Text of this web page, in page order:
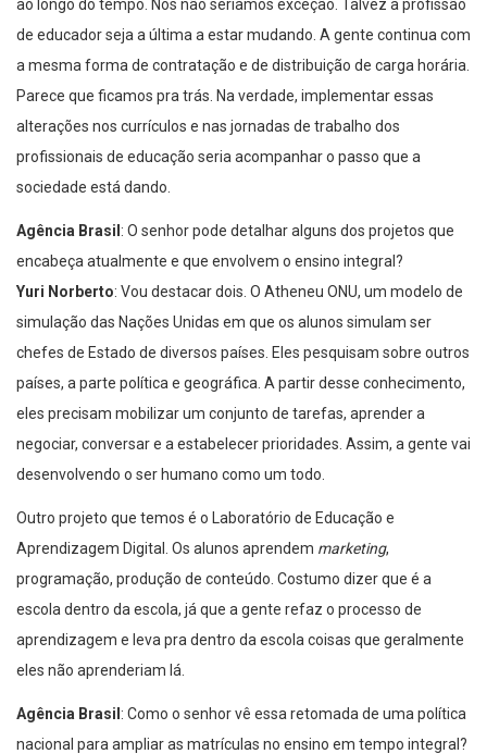
ao longo do tempo. Nós não seríamos exceção. Talvez a profissão
de educador seja a última a estar mudando. A gente continua com
a mesma forma de contratação e de distribuição de carga horária.
Parece que ficamos pra trás. Na verdade, implementar essas
alterações nos currículos e nas jornadas de trabalho dos
profissionais de educação seria acompanhar o passo que a
sociedade está dando.
Agência Brasil : O senhor pode detalhar alguns dos projetos que
encabeça atualmente e que envolvem o ensino integral?
Yuri Norberto: Vou destacar dois. O Atheneu ONU, um modelo de
simulação das Nações Unidas em que os alunos simulam ser
chefes de Estado de diversos países. Eles pesquisam sobre outros
países, a parte política e geográfica. A partir desse conhecimento,
eles precisam mobilizar um conjunto de tarefas, aprender a
negociar, conversar e a estabelecer prioridades. Assim, a gente vai
desenvolvendo o ser humano como um todo.
Outro projeto que temos é o Laboratório de Educação e
Aprendizagem Digital. Os alunos aprendem marketing,
programação, produção de conteúdo. Costumo dizer que é a
escola dentro da escola, já que a gente refaz o processo de
aprendizagem e leva pra dentro da escola coisas que geralmente
eles não aprenderiam lá.
Agência Brasil : Como o senhor vê essa retomada de uma política
nacional para ampliar as matrículas no ensino em tempo integral?